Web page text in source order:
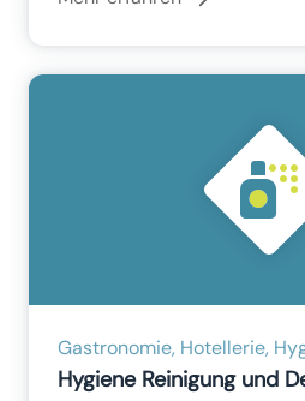
Gastronomie, Hotellerie,
Hygiene Reinigung und